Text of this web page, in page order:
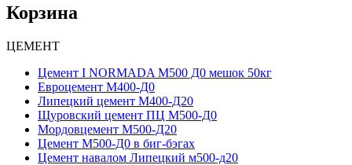
Корзина
ЦЕМЕНТ
Цемент I NORMADA М500 Д0 мешок 50кг
Евроцемент М400-Д0
Липецкий цемент М400-Д20
Щуровский цемент ПЦ М500-Д0
Мордовцемент М500-Д20
Цемент М500-Д0 в биг-бэгах
Цемент навалом Липецкий м500-д20